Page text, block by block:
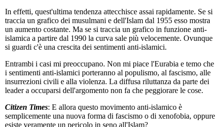
In effetti, quest'ultima tendenza attecchisce assai rapidamente. Se si
traccia un grafico dei musulmani e dell'Islam dal 1955 esso mostra
un aumento costante. Ma se si traccia un grafico in funzione anti-
islamica a partire dal 1990 la curva sale più velocemente. Ovunque
si guardi c'è una crescita dei sentimenti anti-islamici.
Entrambi i casi mi preoccupano. Non mi piace l'Eurabia e temo che
i sentimenti anti-islamici porteranno al populismo, al fascismo, alle
insurrezioni civili e alla violenza. La diffusa riluttanza da parte dei
leader a occuparsi dell'argomento non fa che peggiorare le cose.
Citizen Times: E allora questo movimento anti-islamico è
semplicemente una nuova forma di fascismo o di xenofobia, oppure
esiste veramente un pericolo in seno all'Islam?